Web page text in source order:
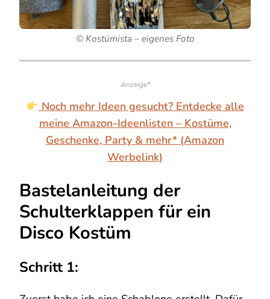
© Kostümista – eigenes Foto
Anzeige*
Noch mehr Ideen gesucht? Entdecke alle
meine Amazon-Ideenlisten – Kostüme,
Geschenke, Party & mehr* (Amazon
Werbelink)
Bastelanleitung der
Schulterklappen für ein
Disco Kostüm
Schritt 1: